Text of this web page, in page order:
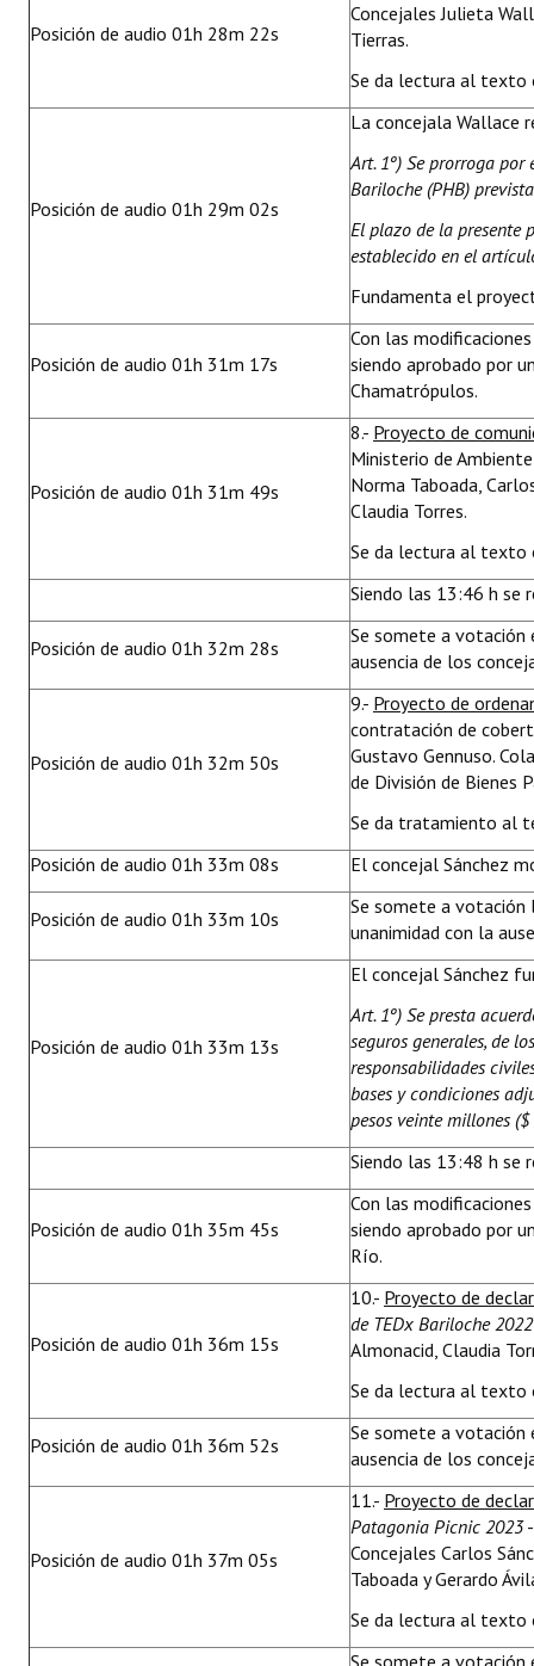
Posición de audio 01h 28m 22s
Concejales Julieta
Tierras.
Se da lectura al texto
Posición de audio 01h 29m 02s
La concejala Wallace
Art. 1º) Se prorroga
Bariloche (PHB)
El plazo de la presente
establecido en el
Fundamenta el
Posición de audio 01h 31m 17s
Con las
siendo aprobado por
Chamatrópulos.
Posición de audio 01h 31m 49s
8.- Proyecto de
Ministerio de
Norma Taboada,
Claudia Torres.
Se da lectura al texto
Siendo las 13:46 h se
Posición de audio 01h 32m 28s
Se somete a votación
ausencia de los
Posición de audio 01h 32m 50s
9.- Proyecto de
contratación de
Gustavo Gennuso.
de División de Bienes
Se da tratamiento al
Posición de audio 01h 33m 08s
El concejal Sánchez
Posición de audio 01h 33m 10s
Se somete a votación
unanimidad con la
Posición de audio 01h 33m 13s
El concejal Sánchez
Art. 1º) Se presta
seguros generales, de
responsabilidades
bases y condiciones
pesos veinte millones
Siendo las 13:48 h se
Posición de audio 01h 35m 45s
Con las
siendo aprobado por
Río.
Posición de audio 01h 36m 15s
10.- Proyecto de
de TEDx Bariloche 2022
Almonacid, Claudia
Se da lectura al texto
Posición de audio 01h 36m 52s
Se somete a votación
ausencia de los
Posición de audio 01h 37m 05s
11.- Proyecto de
Patagonia Picnic 2023-
Concejales Carlos
Taboada y Gerardo
Se da lectura al texto
Se somete a votación